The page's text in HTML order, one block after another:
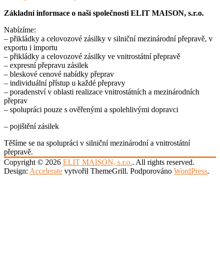
Základní informace o naší společnosti ELIT MAISON, s.r.o.
Nabízíme:
– přikládky a celovozové zásilky v silniční mezinárodní přepravě, v
exportu i importu
– přikládky a celovozové zásilky ve vnitrostátní přepravě
– expresní přepravu zásilek
– bleskové cenové nabídky přeprav
– individuální přístup u každé přepravy
– poradenství v oblasti realizace vnitrostátních a mezinárodních
přeprav
– spolupráci pouze s ověřenými a spolehlivými dopravci
– pojištění zásilek
Těšíme se na spolupráci v silniční mezinárodní a vnitrostátní
přepravě.
Copyright © 2026 ELIT MAISON, s.r.o.. All rights reserved.
Design: Accelerate vytvořil ThemeGrill. Podporováno WordPress.